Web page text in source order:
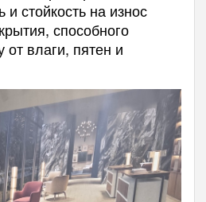
и стойкость на износ
способного
от влаги, пятен и